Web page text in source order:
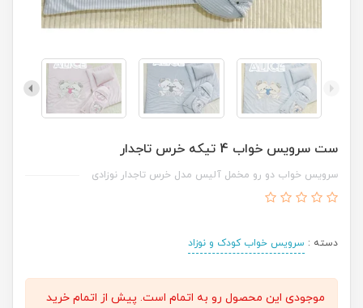
ست سرویس خواب 4 تیکه خرس تاجدار
سرویس خواب دو رو مخمل آلیس مدل خرس تاجدار نوزادی
دسته : سرویس خواب کودک و نوزاد
موجودی این محصول رو به اتمام است. پیش از اتمام خرید